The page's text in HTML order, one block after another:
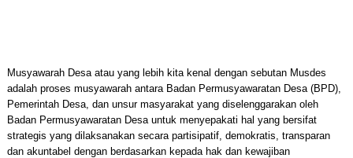
Musyawarah Desa atau yang lebih kita kenal dengan sebutan Musdes
adalah proses musyawarah antara Badan Permusyawaratan Desa (BPD),
Pemerintah Desa, dan unsur masyarakat yang diselenggarakan oleh
Badan Permusyawaratan Desa untuk menyepakati hal yang bersifat
strategis yang dilaksanakan secara partisipatif, demokratis, transparan
dan akuntabel dengan berdasarkan kepada hak dan kewajiban